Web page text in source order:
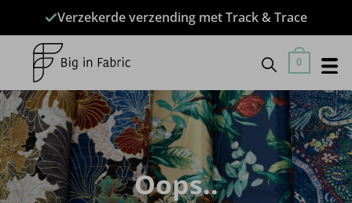
inhoud
Verzekerde verzending met Track & Trace
0
Oops..